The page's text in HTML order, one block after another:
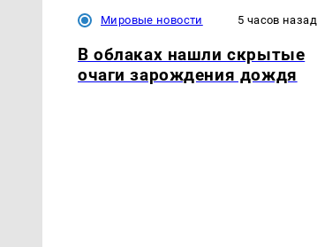
Мировые новости 5 часов назад
В облаках нашли скрытые
очаги зарождения дождя